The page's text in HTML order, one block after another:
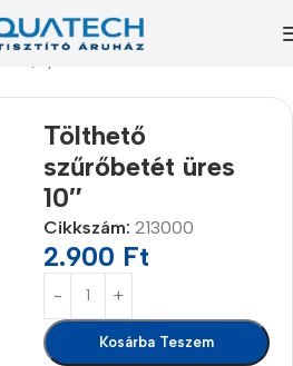
Tölthető
szűrőbetét üres
10″
Cikkszám: 213000
2.900 Ft
Kosárba Teszem